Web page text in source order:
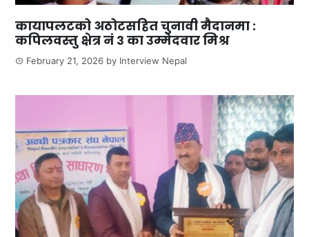
कायापलटको अठोटसहित चुनावी मैदानमा :
कपिलवस्तु क्षेत्र नं ३ का उम्मेदवार मिश्र
February 21, 2026 by Interview Nepal